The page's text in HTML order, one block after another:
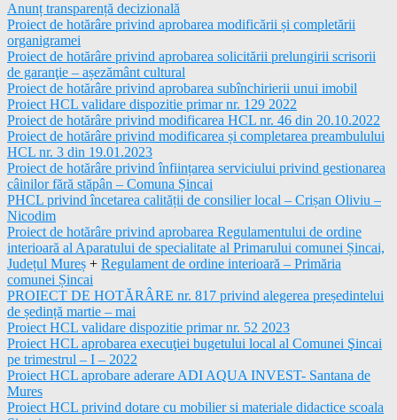
Anunț transparență decizională
Proiect de hotărâre privind aprobarea modificării și completării
organigramei
Proiect de hotărâre privind aprobarea solicitării prelungirii scrisorii
de garanţie – așezământ cultural
Proiect de hotărâre privind aprobarea subînchirierii unui imobil
Proiect HCL validare dispozitie primar nr. 129 2022
Proiect de hotărâre privind modificarea HCL nr. 46 din 20.10.2022
Proiect de hotărâre privind modificarea și completarea preambulului
HCL nr. 3 din 19.01.2023
Proiect de hotărâre privind înființarea serviciului privind gestionarea
câinilor fără stăpân – Comuna Șincai
PHCL privind încetarea calității de consilier local – Crișan Oliviu –
Nicodim
Proiect de hotărâre privind aprobarea Regulamentului de ordine
interioară al Aparatului de specialitate al Primarului comunei Șincai,
Județul Mureș + Regulament de ordine interioară – Primăria
comunei Șincai
PROIECT DE HOTĂRÂRE nr. 817 privind alegerea președintelui
de ședință martie – mai
Proiect HCL validare dispozitie primar nr. 52 2023
Proiect HCL aprobarea execuţiei bugetului local al Comunei Şincai
pe trimestrul – I – 2022
Proiect HCL aprobare aderare ADI AQUA INVEST- Santana de
Mures
Proiect HCL privind dotare cu mobilier si materiale didactice scoala